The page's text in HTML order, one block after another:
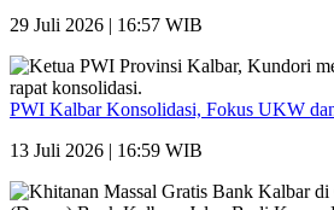
29 Juli 2026 | 16:57 WIB
PWI Kalbar Konsolidasi, Fokus UKW
13 Juli 2026 | 16:59 WIB